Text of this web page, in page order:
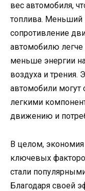
вес автомобиля,
топлива. Меньший
сопротивление
автомобилю легче
меньше энергии
воздуха и трения.
автомобили
легкими
движению и
В целом, экономия
ключевых
стали
Благодаря своей